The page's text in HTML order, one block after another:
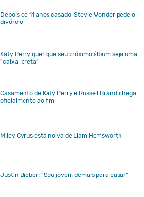
Depois de 11 anos casado, Stevie Wonder pede o
divórcio
Katy Perry quer que seu próximo álbum seja uma
"caixa-preta"
Casamento de Katy Perry e Russell Brand chega
oficialmente ao fim
Miley Cyrus está noiva de Liam Hemsworth
Justin Bieber: "Sou jovem demais para casar"